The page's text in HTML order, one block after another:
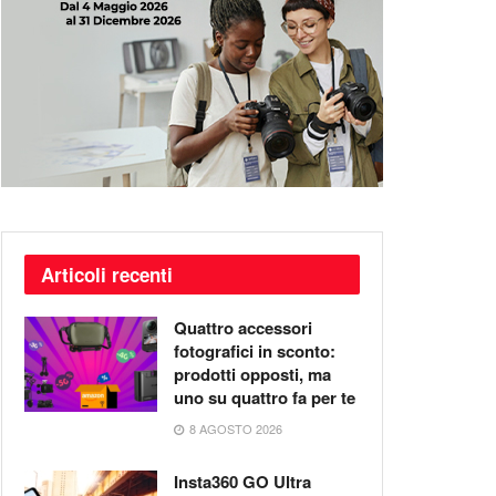
Articoli recenti
Quattro accessori
fotografici in sconto:
prodotti opposti, ma
uno su quattro fa per te
8 AGOSTO 2026
Insta360 GO Ultra